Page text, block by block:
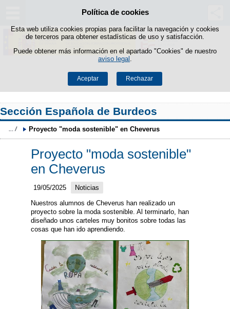
Política de cookies
Esta web utiliza cookies propias para facilitar la navegación y cookies
de terceros para obtener estadísticas de uso y satisfacción.
Puede obtener más información en el apartado "Cookies" de nuestro
aviso legal
Aceptar Rechazar
Saltar al contenido
Sección Española de Burdeos
Proyecto "moda sostenible" en Cheverus
Proyecto "moda sostenible"
en Cheverus
19/05/2025
Noticias
Nuestros alumnos de Cheverus han realizado un
proyecto sobre la moda sostenible. Al terminarlo, han
diseñado unos carteles muy bonitos sobre todas las
cosas que han ido aprendiendo.